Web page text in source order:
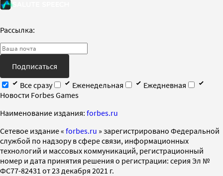
Рассылка:
Подписаться
Все сразу
Еженедельная
Ежедневная
Новости Forbes Games
Наименование издания: forbes.ru
Cетевое издание « forbes.ru » зарегистрировано Федеральной
службой по надзору в сфере связи, информационных
технологий и массовых коммуникаций, регистрационный
номер и дата принятия решения о регистрации: серия Эл №
ФС77-82431 от 23 декабря 2021 г.